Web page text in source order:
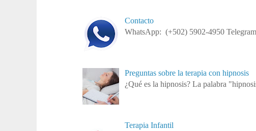
Contacto
WhatsApp: (+502) 5902-4950
Preguntas sobre la terapia con hipnosis
¿Qué es la hipnosis? La palabra
Terapia Infantil